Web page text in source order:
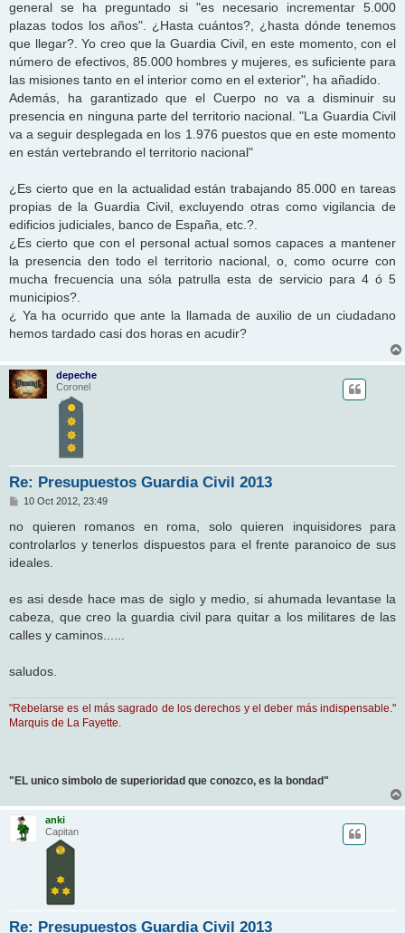
general se ha preguntado si "es necesario incrementar 5.000
plazas todos los años". ¿Hasta cuántos?, ¿hasta dónde tenemos
que llegar?. Yo creo que la Guardia Civil, en este momento, con el
número de efectivos, 85.000 hombres y mujeres, es suficiente para
las misiones tanto en el interior como en el exterior", ha añadido.
Además, ha garantizado que el Cuerpo no va a disminuir su
presencia en ninguna parte del territorio nacional. "La Guardia Civil
va a seguir desplegada en los 1.976 puestos que en este momento
en están vertebrando el territorio nacional"
¿Es cierto que en la actualidad están trabajando 85.000 en tareas
propias de la Guardia Civil, excluyendo otras como vigilancia de
edificios judiciales, banco de España, etc.?.
¿Es cierto que con el personal actual somos capaces a mantener
la presencia den todo el territorio nacional, o, como ocurre con
mucha frecuencia una sóla patrulla esta de servicio para 4 ó 5
municipios?.
¿ Ya ha ocurrido que ante la llamada de auxilio de un ciudadano
hemos tardado casi dos horas en acudir?
depeche
Coronel
Re: Presupuestos Guardia Civil 2013
M
n
a
j
e
10 Oct 2012, 23:49
no quieren romanos en roma, solo quieren inquisidores para
controlarlos y tenerlos dispuestos para el frente paranoico de sus
ideales.
es asi desde hace mas de siglo y medio, si ahumada levantase la
cabeza, que creo la guardia civil para quitar a los militares de las
calles y caminos......
saludos.
"Rebelarse es el más sagrado de los derechos y el deber más indispensable."
Marquis de La Fayette.
"EL unico simbolo de superioridad que conozco, es la bondad"
anki
Capitan
Re: Presupuestos Guardia Civil 2013